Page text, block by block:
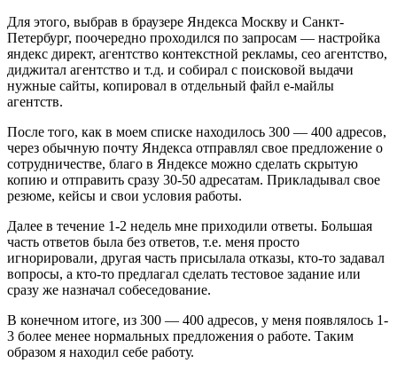
Для этого, выбрав в браузере Яндекса Москву и Санкт-
Петербург, поочередно проходился по запросам — настройка
яндекс директ, агентство контекстной рекламы, сео агентство,
диджитал агентство и т.д. и собирал с поисковой выдачи
нужные сайты, копировал в отдельный файл е-майлы
агентств.
После того, как в моем списке находилось 300 — 400 адресов,
через обычную почту Яндекса отправлял свое предложение о
сотрудничестве, благо в Яндексе можно сделать скрытую
копию и отправить сразу 30-50 адресатам. Прикладывал свое
резюме, кейсы и свои условия работы.
Далее в течение 1-2 недель мне приходили ответы. Большая
часть ответов была без ответов, т.е. меня просто
игнорировали, другая часть присылала отказы, кто-то задавал
вопросы, а кто-то предлагал сделать тестовое задание или
сразу же назначал собеседование.
В конечном итоге, из 300 — 400 адресов, у меня появлялось 1-
3 более менее нормальных предложения о работе. Таким
образом я находил себе работу.